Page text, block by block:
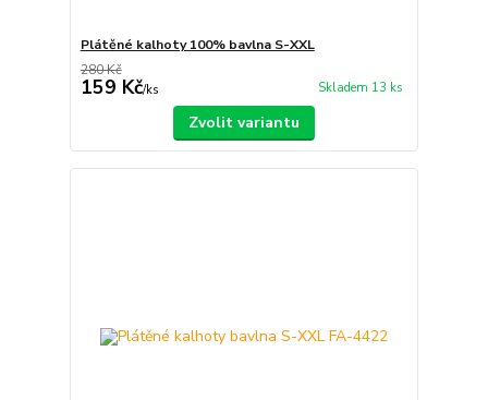
Plátěné kalhoty 100% bavlna S-XXL
280 Kč
159 Kč/ks Skladem 13 ks
Zvolit variantu